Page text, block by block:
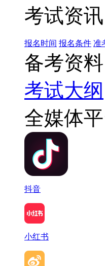
考试资讯
报名时间 报名条件 准
备考资料
考试大纲
全媒体
抖音
小红书